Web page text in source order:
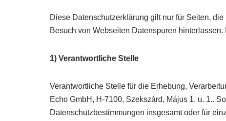
Diese Datenschutzerklärung gilt nur für Seiten,
Besuch von Webseiten Datenspuren
1) Verantwortliche Stelle
Verantwortliche Stelle für die Erhebung,
Echo GmbH, H-7100, Szekszárd, Május 1. u. 1..
Datenschutzbestimmungen insgesamt oder für